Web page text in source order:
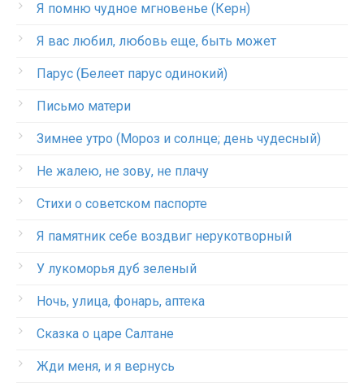
Я помню чудное мгновенье (Керн)
Я вас любил, любовь еще, быть может
Парус (Белеет парус одинокий)
Письмо матери
Зимнее утро (Мороз и солнце; день чудесный)
Не жалею, не зову, не плачу
Стихи о советском паспорте
Я памятник себе воздвиг нерукотворный
У лукоморья дуб зеленый
Ночь, улица, фонарь, аптека
Сказка о царе Салтане
Жди меня, и я вернусь